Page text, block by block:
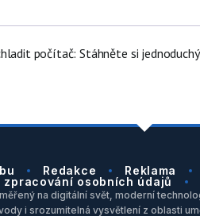
počítač: Stáhněte si
Redakce Reklama
zpracování osobních údajů
na digitální svět, moderní
i srozumitelná vysvětlení z oblasti